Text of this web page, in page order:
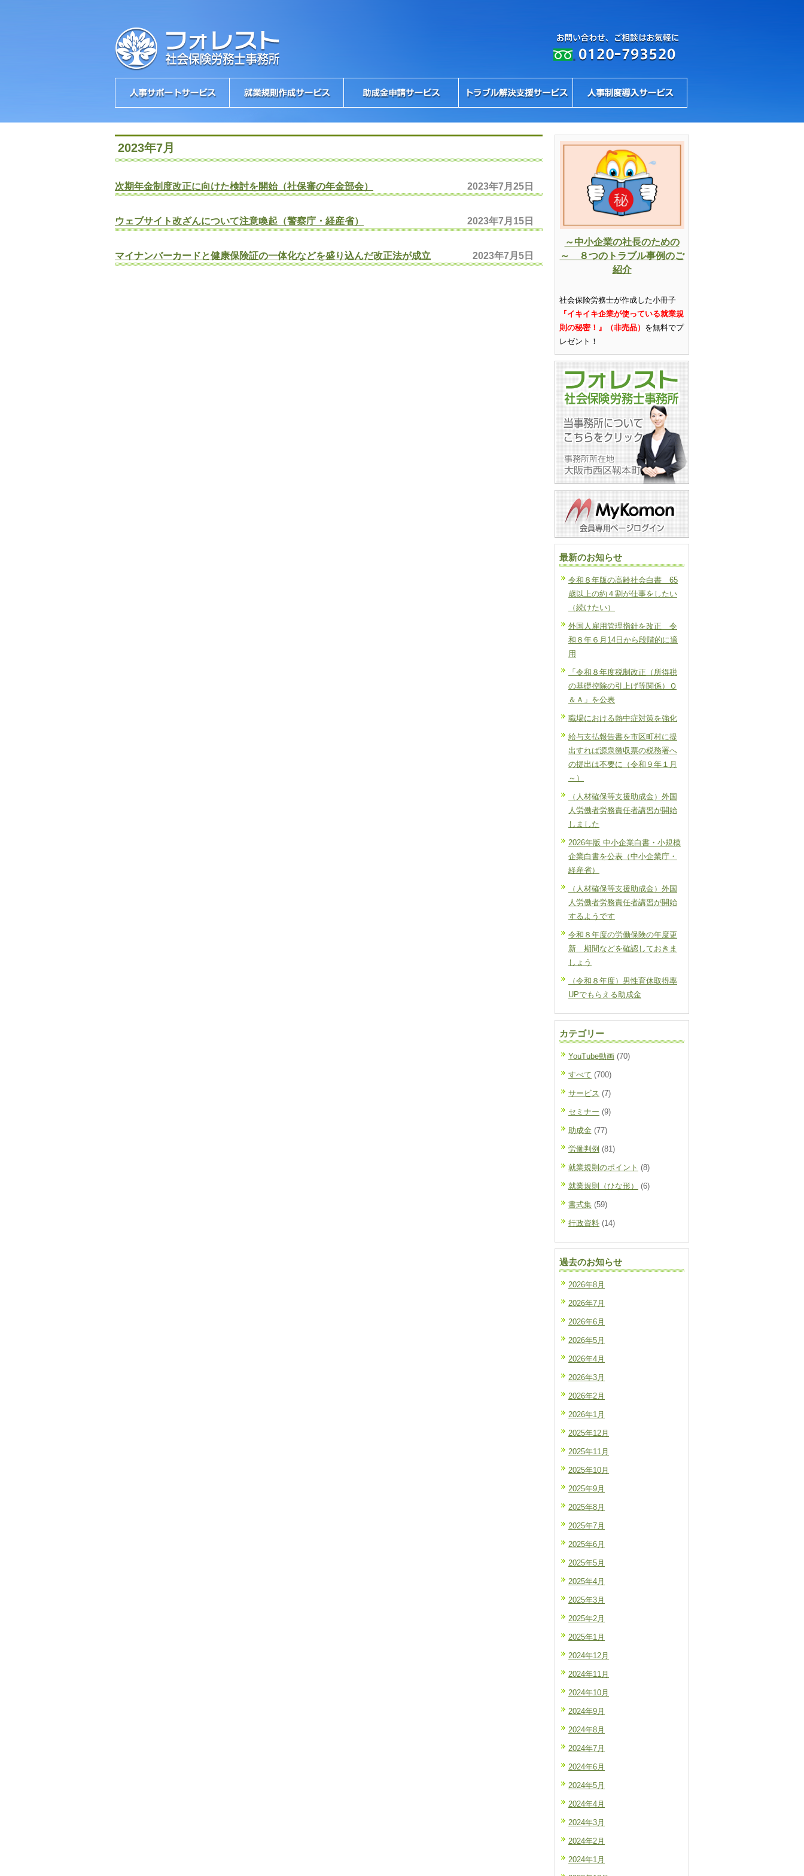
2023年7月
次期年金制度改正に向けた検討を開始（社保審の年金部会） 2023年7月25日
ウェブサイト改ざんについて注意喚起（警察庁・経産省） 2023年7月15日
マイナンバーカードと健康保険証の一体化などを盛り込んだ改正法が成立 2023年7月5日
～中小企業の社長のための
～ ８つのトラブル事例のご
紹介
社会保険労務士が作成した小冊子
『イキイキ企業が使っている就業規
則の秘密！』（非売品） を無料でプ
レゼント ！
最新のお知らせ
令和８年版の高齢社会白書 65
歳以上の約４割が仕事をしたい
（続けたい）
外国人雇用管理指針を改正 令
和８年６月14日から段階的に適
用
「令和８年度税制改正（所得税
の基礎控除の引上げ等関係）Ｑ
＆Ａ」を公表
職場における熱中症対策を強化
給与支払報告書を市区町村に提
出すれば源泉徴収票の税務署へ
の提出は不要に（令和９年１月
～）
（人材確保等支援助成金）外国
人労働者労務責任者講習が開始
しました
2026年版 中小企業白書・小規模
企業白書を公表（中小企業庁・
経産省）
（人材確保等支援助成金）外国
人労働者労務責任者講習が開始
するようです
令和８年度の労働保険の年度更
新 期間などを確認しておきま
しょう
（令和８年度）男性育休取得率
UPでもらえる助成金
カテゴリー
YouTube動画 (70)
すべて (700)
サービス (7)
セミナー (9)
助成金 (77)
労働判例 (81)
就業規則のポイント (8)
就業規則（ひな形） (6)
書式集 (59)
行政資料 (14)
過去のお知らせ
2026年8月
2026年7月
2026年6月
2026年5月
2026年4月
2026年3月
2026年2月
2026年1月
2025年12月
2025年11月
2025年10月
2025年9月
2025年8月
2025年7月
2025年6月
2025年5月
2025年4月
2025年3月
2025年2月
2025年1月
2024年12月
2024年11月
2024年10月
2024年9月
2024年8月
2024年7月
2024年6月
2024年5月
2024年4月
2024年3月
2024年2月
2024年1月